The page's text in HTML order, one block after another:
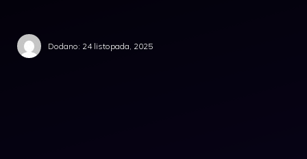
Dodano: 24 listopada, 2025